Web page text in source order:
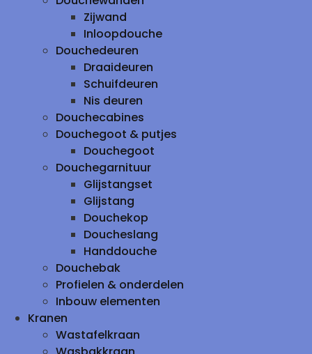
Zijwand
Inloopdouche
Douchedeuren
Draaideuren
Schuifdeuren
Nis deuren
Douchecabines
Douchegoot & putjes
Douchegoot
Douchegarnituur
Glijstangset
Glijstang
Douchekop
Doucheslang
Handdouche
Douchebak
Profielen & onderdelen
Inbouw elementen
Kranen
Wastafelkraan